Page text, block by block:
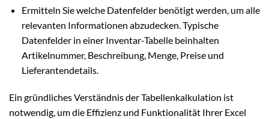
Ermitteln Sie welche Datenfelder benötigt werden, um alle
relevanten Informationen abzudecken. Typische
Datenfelder in einer Inventar-Tabelle beinhalten
Artikelnummer, Beschreibung, Menge, Preise und
Lieferantendetails.
Ein gründliches Verständnis der Tabellenkalkulation ist
notwendig, um die Effizienz und Funktionalität Ihrer Excel